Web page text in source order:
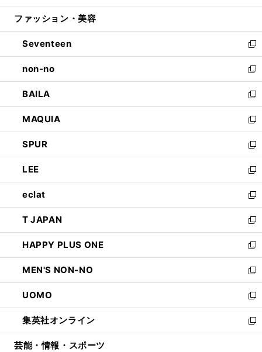
開
ウ
開
く
ン
ウ
で
開
く
ウ
ン
ド
ウ
で
開
く
ファッション・美容
Seventeen
新
し
い
ウ
ィ
ン
ド
ウ
で
開
く
non-no
新
し
い
ウ
ィ
ン
ド
ウ
で
開
く
BAILA
新
し
い
ウ
ィ
ン
ド
ウ
で
開
く
MAQUIA
新
し
い
ウ
ィ
ン
ド
ウ
で
開
く
SPUR
新
し
い
ウ
ィ
ン
ド
ウ
で
開
く
LEE
新
し
い
ウ
ィ
ン
ド
ウ
で
開
く
eclat
新
し
い
ウ
ィ
ン
ド
ウ
で
開
く
T JAPAN
新
し
い
ウ
ィ
ン
ド
ウ
で
開
HAPPY PLUS ONE
新
し
い
ウ
ィ
ン
ド
ウ
MEN'S NON-NO
新
し
い
ウ
ィ
ン
UOMO
新
し
い
ウ
集英社オンライン
新
し
芸能・情報・スポーツ